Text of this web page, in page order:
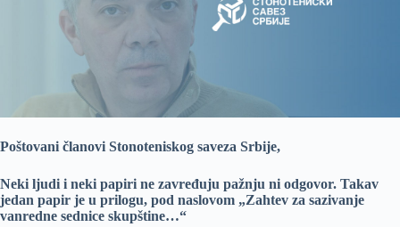
Poštovani članovi Stonoteniskog saveza Srbije,
Neki ljudi i neki papiri ne zavređuju pažnju ni odgovor. Takav
jedan papir je u prilogu, pod naslovom „Zahtev za sazivanje
vanredne sednice skupštine…“